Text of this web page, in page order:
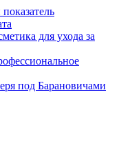
для ухода за
под Барановичами